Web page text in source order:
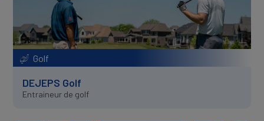
Golf
DEJEPS Golf
Entraineur de golf